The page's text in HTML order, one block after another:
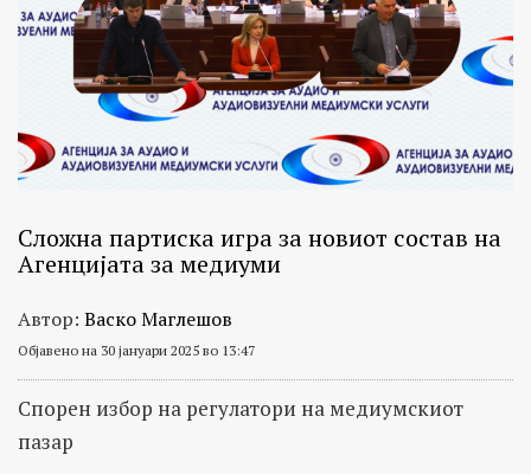
Сложна партиска игра за новиот состав на
Агенцијата за медиуми
Автор: Васко Маглешов
Објавено на 30 јануари 2025 во 13:47
Спорен избор на регулатори на медиумскиот
пазар